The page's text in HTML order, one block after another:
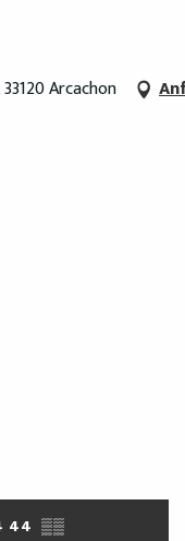
Arcachon
44 ▒▒